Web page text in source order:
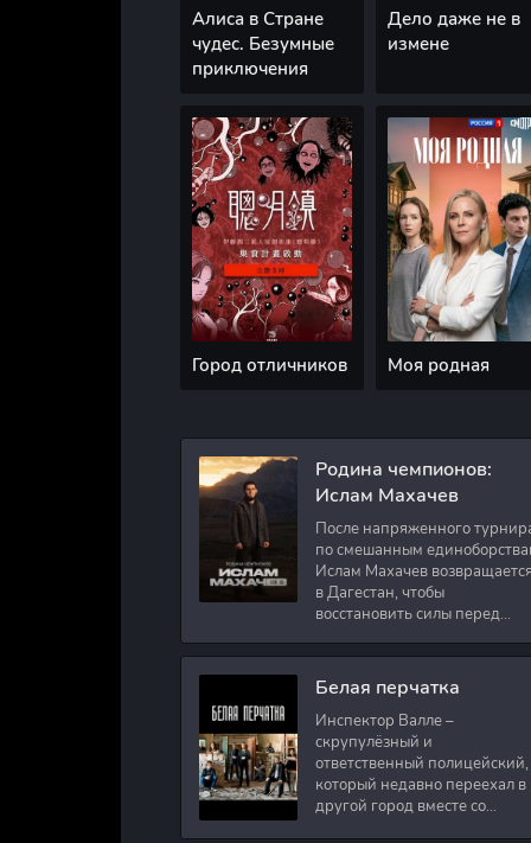
Алиса в Стране
чудес. Безумные
приключения
Дело даже не в
измене
Город отличников Моя родная
Родина чемпионов:
Ислам Махачев
После напряженного
по смешанным
Ислам Махачев возвращается
в Дагестан, чтобы
восстановить силы перед
Вместе с ним приезжают
оператор и интервьюер,
Белая перчатка
Инспектор Валле –
скрупулёзный и
ответственный полицейский,
который недавно переехал в
другой город вместе со